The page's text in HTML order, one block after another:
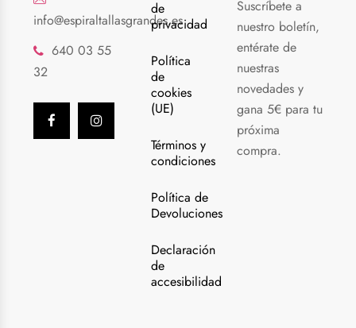
info@espiraltallasgrandes.es
640 03 55
32
de
privacidad
Política
de
cookies
(UE)
Términos y
condiciones
Política de
Devoluciones
Declaración
de
accesibilidad
Suscríbete a
nuestro boletín,
entérate de
nuestras
novedades y
gana 5€ para tu
próxima
compra.